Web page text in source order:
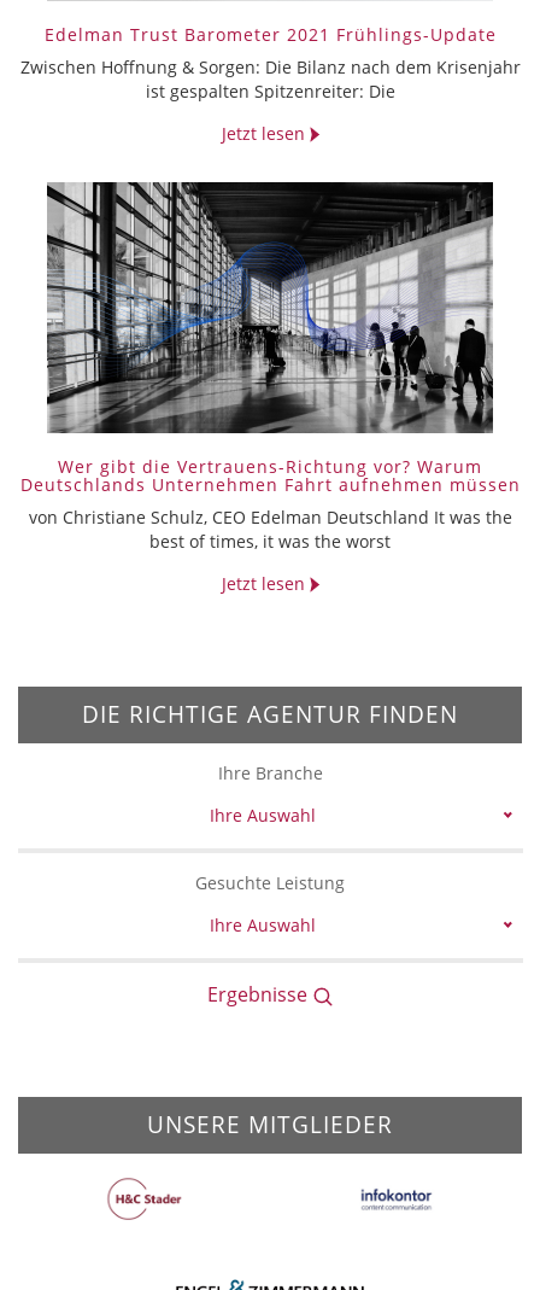
Edelman Trust Barometer 2021 Frühlings-Update
Zwischen Hoffnung & Sorgen: Die Bilanz nach dem Krisenjahr
ist gespalten Spitzenreiter: Die
Jetzt lesen
Wer gibt die Vertrauens-Richtung vor? Warum
Deutschlands Unternehmen Fahrt aufnehmen müssen
von Christiane Schulz, CEO Edelman Deutschland It was the
best of times, it was the worst
Jetzt lesen
DIE RICHTIGE AGENTUR FINDEN
Ihre Branche
Ihre Auswahl
Gesuchte Leistung
Ihre Auswahl
Ergebnisse
UNSERE MITGLIEDER